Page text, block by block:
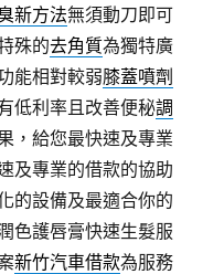
新方法無須動刀即可
殊的去角質為獨特廣
能相對較弱膝蓋噴劑
低利率且改善便秘調
，給您最快速及專業
及專業的借款的協助
的設備及最適合你的
色護唇膏快速生髮服
新竹汽車借款為服務